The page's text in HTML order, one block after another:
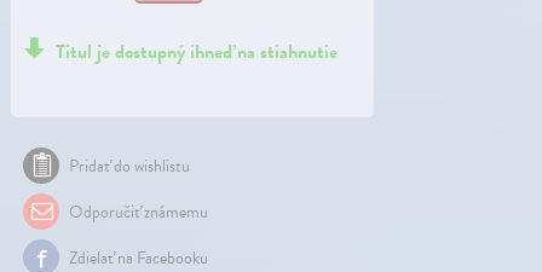
Titul je dostupný ihneď na stiahnutie
Pridať do wishlistu
Odporučiť známemu
Zdielať na Facebooku